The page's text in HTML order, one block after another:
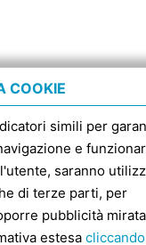
COOKIE
simili per
e
saranno
di terze parti, per
pubblicità
estesa